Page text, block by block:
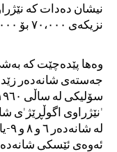
نیشان دەدات کە
نزیکەی ٧٠،٠٠٠ بۆ ٧٥،٠٠٠ ساڵ لەمەوبەر.
وەها پێدەچێت کە
جەستەی شانەدەر زێد
لە